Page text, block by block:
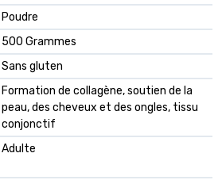
Poudre
500 Grammes
Sans gluten
Formation de collagène, soutien de la
peau, des cheveux et des ongles, tissu
conjonctif
Adulte